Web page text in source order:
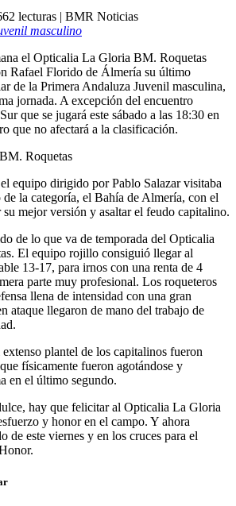
lecturas | BMR Noticias
masculino
el Opticalia La Gloria BM. Roquetas
Rafael Florido de Álmería su último
de la Primera Andaluza Juvenil masculina,
jornada. A excepción del encuentro
que se jugará este sábado a las 18:30 en
que no afectará a la clasificación.
equipo dirigido por Pablo Salazar visitaba
la categoría, el Bahía de Almería, con el
mejor versión y asaltar el feudo capitalino.
de lo que va de temporada del Opticalia
El equipo rojillo consiguió llegar al
13-17, para irnos con una renta de 4
parte muy profesional. Los roqueteros
llena de intensidad con una gran
ataque llegaron de mano del trabajo de
plantel de los capitalinos fueron
físicamente fueron agotándose y
en el último segundo.
hay que felicitar al Opticalia La Gloria
y honor en el campo. Y ahora
de este viernes y en los cruces para el